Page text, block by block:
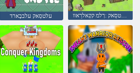
עלטסַאק עלבבָארד